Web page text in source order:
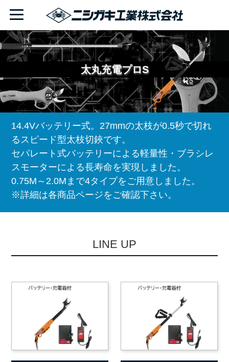
太丸充電プロS
14.4Vバッテリー式。27mmの太枝が0.5秒で切れ
るスピード型太枝切鋏です。
セパレート式バッテリーによる軽量性・ブラシレ
スモーターによる長寿命を実現しました。
0.75M～2.0Mまで4タイプをご用意しました。
※詳細は各商品ページをご確認下さい。
LINE UP